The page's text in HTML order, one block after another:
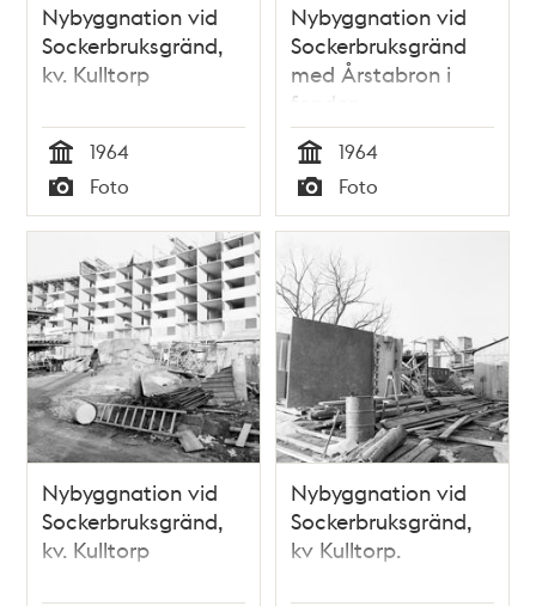
Nybyggnation vid
Sockerbruksgränd,
kv. Kulltorp
Tid
1964
Typ
Foto
Nybyggnation vid
Sockerbruksgränd
med Årstabron i
fonden.
Tid
1964
Typ
Foto
Nybyggnation vid
Sockerbruksgränd,
kv. Kulltorp
Nybyggnation vid
Sockerbruksgränd,
kv Kulltorp.